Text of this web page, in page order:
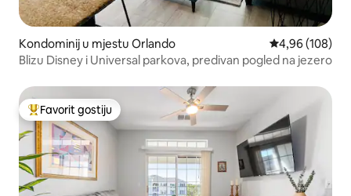
Kondominij u mjestu Orlando Prosječna
4,96 (108)
Blizu Disney i Universal parkova, predivan pogled na jezero
Glavni favorit gostiju
Favorit gostiju